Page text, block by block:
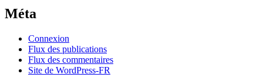
Méta
Connexion
Flux des publications
Flux des commentaires
Site de WordPress-FR